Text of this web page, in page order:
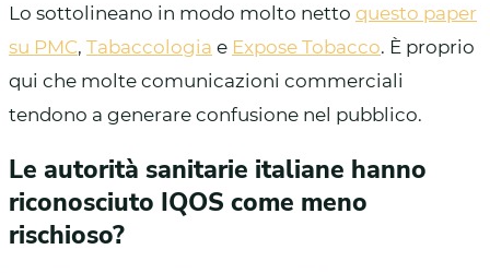
Lo sottolineano in modo molto netto questo paper
su PMC, Tabaccologia e Expose Tobacco. È proprio
qui che molte comunicazioni commerciali
tendono a generare confusione nel pubblico.
Le autorità sanitarie italiane hanno
riconosciuto IQOS come meno
rischioso?